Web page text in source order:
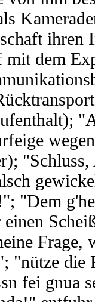
ihren
mit dem
"Dem
Frage,
"nütze
fei gnua